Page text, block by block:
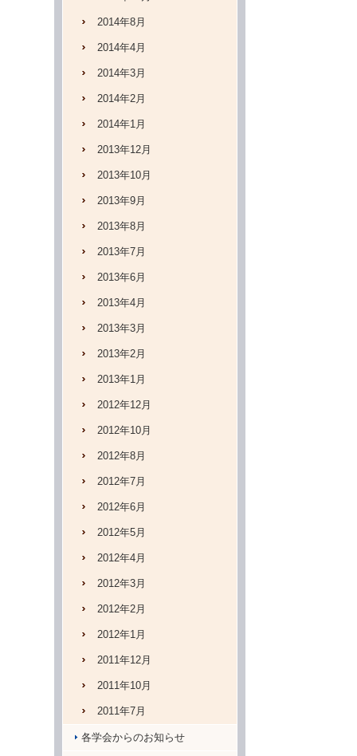
2014年8月
2014年4月
2014年3月
2014年2月
2014年1月
2013年12月
2013年10月
2013年9月
2013年8月
2013年7月
2013年6月
2013年4月
2013年3月
2013年2月
2013年1月
2012年12月
2012年10月
2012年8月
2012年7月
2012年6月
2012年5月
2012年4月
2012年3月
2012年2月
2012年1月
2011年12月
2011年10月
2011年7月
各学会からのお知らせ